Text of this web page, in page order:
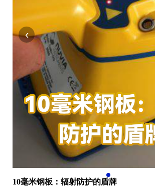
‹
10毫米钢板：辐射防护的盾牌